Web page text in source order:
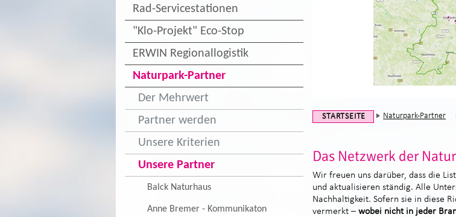
Rad-Servicestationen
"Klo-Projekt" Eco-Stop
ERWIN Regionallogistik
Naturpark-Partner
Der Mehrwert
Partner werden
Unsere Kriterien
Unsere Partner
Balck Naturhaus
Anne Bremer - Kommunikaton
STARTSEITE Naturpark-Partner
Das Netzwerk der
Wir freuen uns darüber, dass die
und aktualisieren ständig. Alle
Nachhaltigkeit. Sofern sie in diese
vermerkt –wobei nicht in jeder